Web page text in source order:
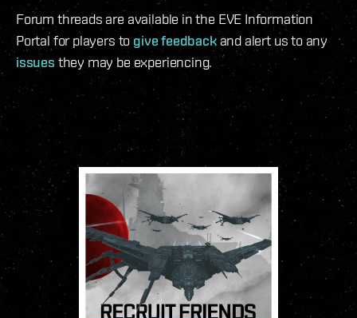
Forum threads are available in the EVE Information
Portal for players to give feedbackand alert us to any
issues they may be experiencing.